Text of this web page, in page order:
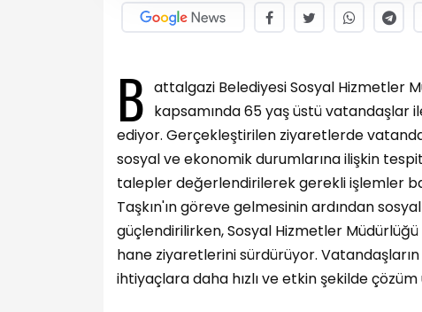
B attalgazi Belediyesi Sosyal Hizmetler
kapsamında 65 yaş üstü vatandaşlar
ediyor. Gerçekleştirilen ziyaretlerde
sosyal ve ekonomik durumlarına ilişkin
talepler değerlendirilerek gerekli işlemler
Taşkın'ın göreve gelmesinin ardından
güçlendirilirken, Sosyal Hizmetler
hane ziyaretlerini sürdürüyor.
ihtiyaçlara daha hızlı ve etkin şekilde